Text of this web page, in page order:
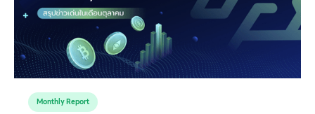
Monthly Report